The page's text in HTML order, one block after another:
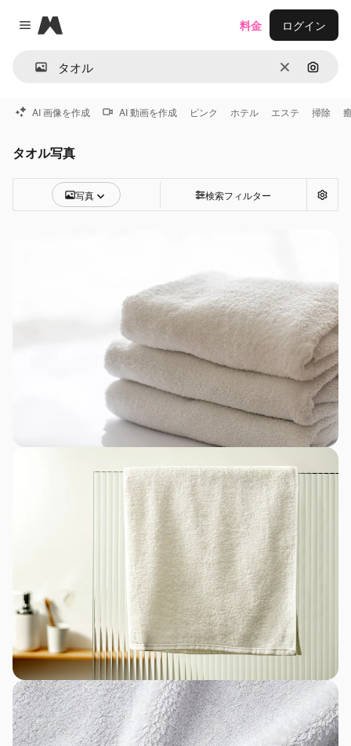
Close menu
Magnific
消去 画像で
料金 ログイン
AI 画像を作成 AI 動画を作成 ピンク ホテル エステ 掃除
タオル写真
写真 検索フィルター